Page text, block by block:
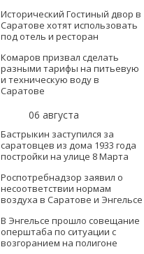
Исторический Гостиный двор в
Саратове хотят использовать
под отель и ресторан
Комаров призвал сделать
разными тарифы на питьевую
и техническую воду в
Саратове
06 августа
Бастрыкин заступился за
саратовцев из дома 1933 года
постройки на улице 8 Марта
Роспотребнадзор заявил о
несоответствии нормам
воздуха в Саратове и Энгельсе
В Энгельсе прошло совещание
оперштаба по ситуации с
возгоранием на полигоне